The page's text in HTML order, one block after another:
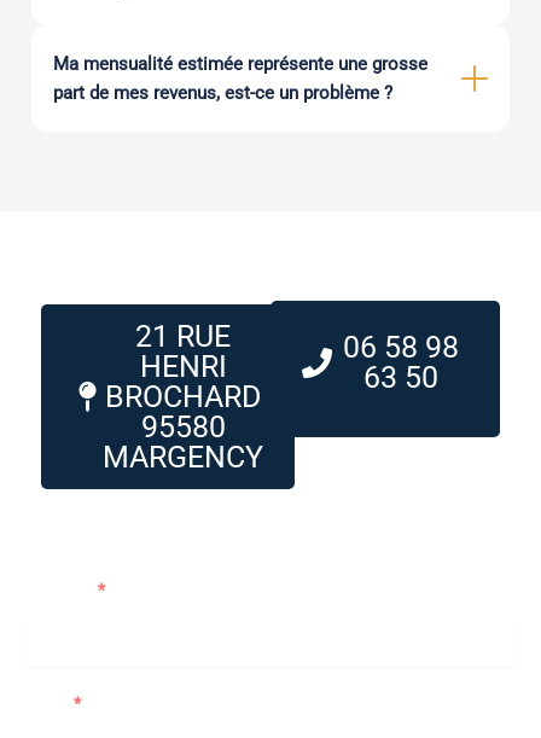
Ma mensualité estimée représente une grosse
part de mes revenus, est-ce un problème ?
21 RUE
HENRI
BROCHARD
95580
MARGENCY
06 58 98
63 50